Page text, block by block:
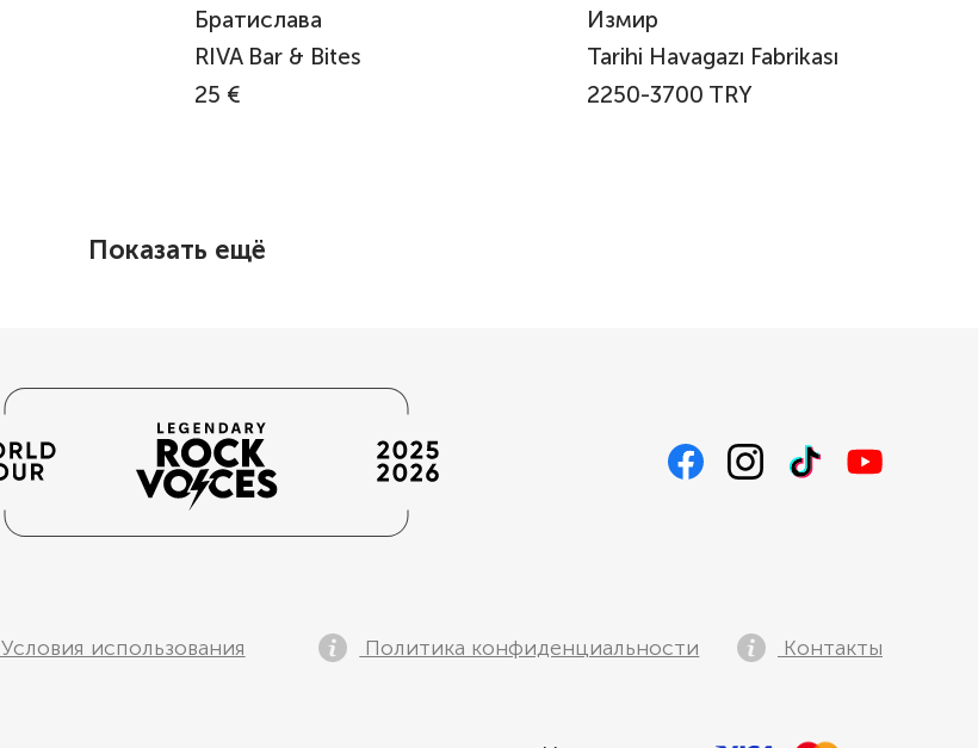
Братислава
RIVA Bar & Bites
25 €
Измир
Tarihi Havagazı Fabrikası
2250-3700 TRY
Показать ещё
Условия использования Политика конфиденциальности Контакты